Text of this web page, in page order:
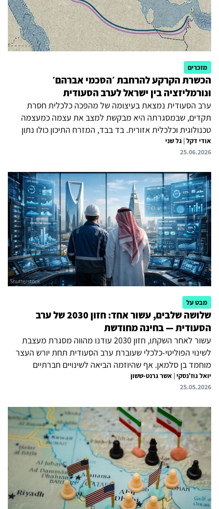
מזכרים
הכשרת הקרקע להרחבת ׳הסכמי אברהם׳
ונורמליזציה בין ישראל לערב הסעודית
ערב הסעודית נמצאת בעיצומה של מהפכה כלכלית חסרת
תקדים, שבמסגרתה היא מבקשת למצב את עצמה כמעצמה
טכנולוגית וכלכלית אזורית. בד בבד, המזרח התיכון כולו נתון
בתהליך עיצובו מחדש של מאזן הכוחות וההסדרים האזוריים,
תהליך שלוקחות בו חלק מדינות המבקשות לבסס סדר אזורי
הסוניות הפרגמטיות – ירדן, מצרים, איחוד האמירויות, בחריין
וערב הסעודית. נושא זה לא ירד לחלוטין מסדר היום של
ההנהגה הסעודית, אף על פי שמלחמת ׳חרבות ברזל׳ בלמה את
התקדמות תהליך הנורמליזציה בין ישראל לערב הסעודית,
שהייתה כבר בשלביה...
אודי דקל | גל שני
25.06.2026
מבט על
שלושה שלבים, עשור אחד: חזון 2030 של ערב
הסעודית — בחינה מחודשת
עשור לאחר השקתו, חזון 2030 עודנו מהווה מסגרת מעצבת
לשינוי הפוליטי-כלכלי שעוברת ערב הסעודית תחת יורש העצר
מוחמד בן סלמאן. אף שהיוזמה הביאה לשינויים חברתיים
משמעותיים, הישגיה הכלכליים מעורבים, והממלכה ממשיכה
להסתמך במידה רבה על הכנסות מנפט. המלחמה האחרונה עם
להפנות משאבים לביטחון ולניהול סיכונים, ובמקביל עלולה
לפגוע עוד באמון המשקיעים. כתוצאה מכך, חזון 2030 צפוי
להיכנס לשלב חדש שיעוצב פחות באמצעות מגה-פרויקטים
שאפתניים ויותר על-ידי הסתגלות אסטרטגית לחוסר יציבות
אזורי. לפיכך, סביר...
יואל גוז'נסקי | אשר גרנט-ששון
25.05.2026